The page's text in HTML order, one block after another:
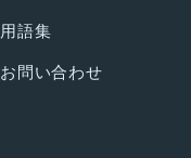
用語集
お問い合わせ